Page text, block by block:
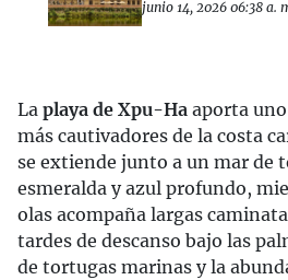
junio 14, 2026 06:38 a.
La playa de Xpu-Ha aporta
más cautivadores de la costa
se extiende junto a un mar de
esmeralda y azul profundo,
olas acompaña largas
tardes de descanso bajo las
de tortugas marinas y la